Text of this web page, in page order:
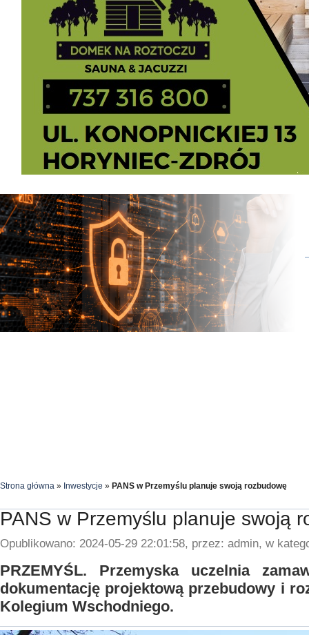
Strona główna » Inwestycje » PANS w Przemyślu planuje swoją rozbudowę
PANS w Przemyślu planuje swoją
Opublikowano: 2024-05-29 22:01:58, przez: admin, w
PRZEMYŚL. Przemyska uczelnia
dokumentację projektową przebudowy i
Kolegium Wschodniego.